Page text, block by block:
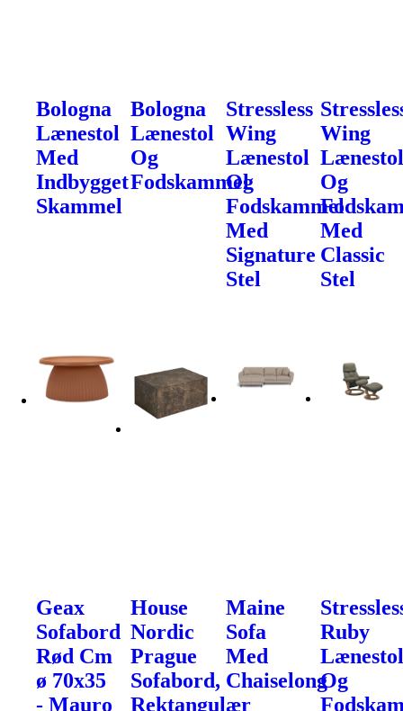
Bologna
Lænestol
Med
Indbygget
Skammel
Bologna
Lænestol
Og
Fodskammel
Stressless
Wing
Lænestol
Og
Fodskammel
Med
Signature
Stel
Wing
Og
Med
Classic
Stel
Geax
Sofabord
Rød Cm
ø 70x35
- Mauro
House
Nordic
Prague
Sofabord,
Rektangulær
Maine
Sofa
Med
Chaiselong
Ruby
Og